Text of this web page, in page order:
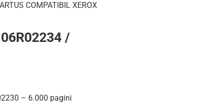
COMPATIBIL XEROX
/
– 6.000 pagini